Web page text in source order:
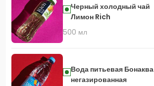
Черный холодный чай
Лимон Rich
500 мл
Вода питьевая Бонаква
негазированная